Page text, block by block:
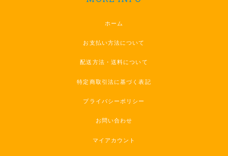
ホーム
お支払い方法について
配送方法・送料について
特定商取引法に基づく表記
プライバシーポリシー
お問い合わせ
マイアカウント